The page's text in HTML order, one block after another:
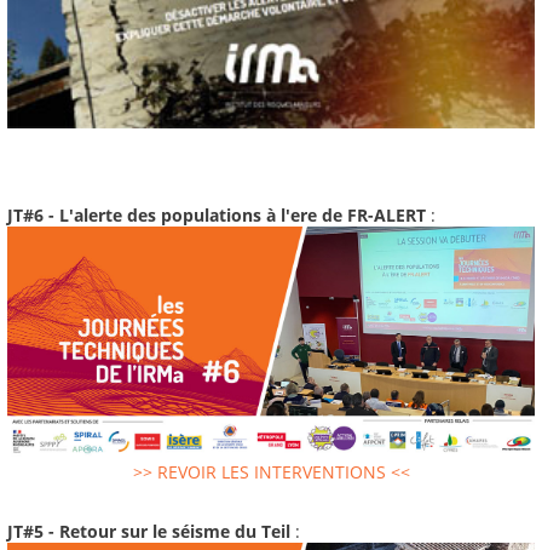
JT#6 - L'alerte des populations à l'ere de FR-ALERT :
>> REVOIR LES INTERVENTIONS <<
JT#5 - Retour sur le séisme du Teil :